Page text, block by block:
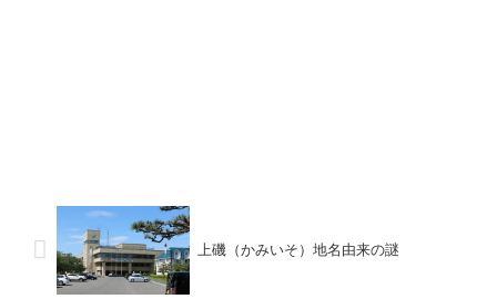
上磯（かみいそ）地名由来の謎